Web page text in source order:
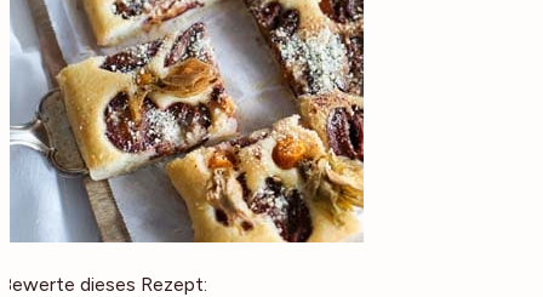
Bewerte dieses Rezept: